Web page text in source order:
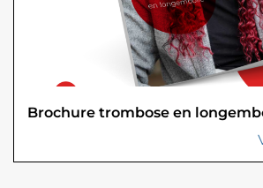
Brochure trombose en